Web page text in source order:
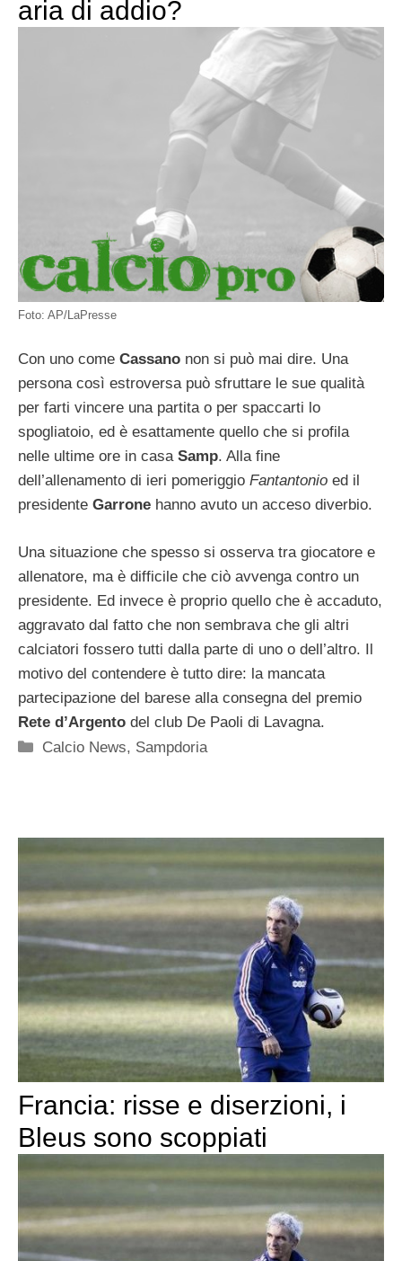
aria di addio?
Foto: AP/LaPresse
Con uno come Cassano non si può mai dire. Una
persona così estroversa può sfruttare le sue qualità
per farti vincere una partita o per spaccarti lo
spogliatoio, ed è esattamente quello che si profila
nelle ultime ore in casa Samp. Alla fine
dell’allenamento di ieri pomeriggio Fantantonio ed il
presidente Garrone hanno avuto un acceso diverbio.
Una situazione che spesso si osserva tra giocatore e
allenatore, ma è difficile che ciò avvenga contro un
presidente. Ed invece è proprio quello che è accaduto,
aggravato dal fatto che non sembrava che gli altri
calciatori fossero tutti dalla parte di uno o dell’altro. Il
motivo del contendere è tutto dire: la mancata
partecipazione del barese alla consegna del premio
Rete d’Argento del club De Paoli di Lavagna.
Categorie
Calcio News, Sampdoria
Francia: risse e diserzioni, i
Bleus sono scoppiati